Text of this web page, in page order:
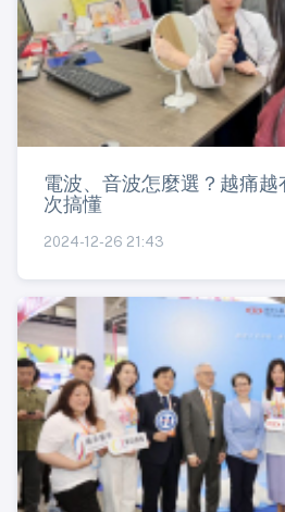
電波、音波怎麼選？越痛
次搞懂
2024-12-26 21:43